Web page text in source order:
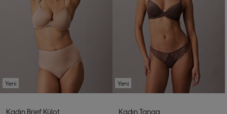
Yeni
Kadın Brief Külot
Yeni
Kadın Tanga